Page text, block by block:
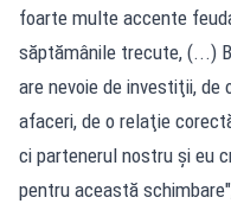
foarte multe accente
săptămânile trecute, (...)
are nevoie de investiţii,
afaceri, de o relaţie
ci partenerul nostru şi eu
pentru această